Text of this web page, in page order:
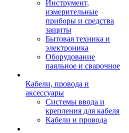
Инструмент,
измерительные
приборы и средства
защиты
Бытовая техника и
электроника
Оборудование
паяльное и сварочное
Кабели, провода и
аксессуары
Системы ввода и
крепления для кабеля
Кабели и провода